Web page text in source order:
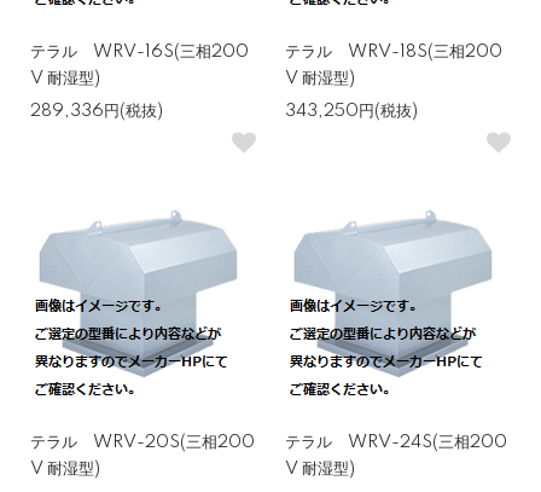
テラル WRV-16S(三相200
V 耐湿型)
289,336円(税抜)
テラル WRV-18S(三相200
V 耐湿型)
343,250円(税抜)
テラル WRV-20S(三相200
V 耐湿型)
テラル WRV-24S(三相200
V 耐湿型)